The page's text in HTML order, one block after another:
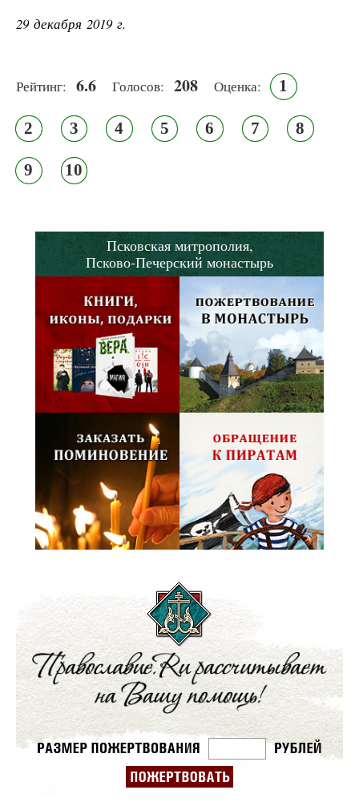
29 декабря 2019 г.
Рейтинг: 6.6 Голосов: 208 Оценка: 1
2 3 4 5 6 7 8
9 10
Псковская митрополия,
Псково-Печерский монастырь